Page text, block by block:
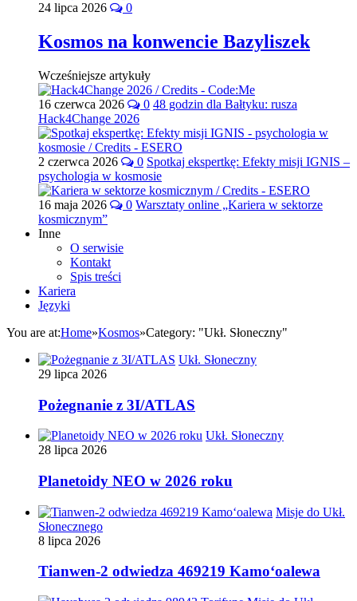
24 lipca 2026 0
Kosmos na konwencie Bazyliszek
Wcześniejsze artykuły
16 czerwca 2026 0 48 godzin dla Bałtyku: rusza
Hack4Change 2026
2 czerwca 2026 0 Spotkaj ekspertkę: Efekty misji IGNIS –
psychologia w kosmosie
16 maja 2026 0 Warsztaty online „Kariera w sektorze
kosmicznym”
Inne
O serwisie
Kontakt
Spis treści
Kariera
Języki
You are at:Home»Kosmos»Category: "Ukł. Słoneczny"
Ukł. Słoneczny
29 lipca 2026
Pożegnanie z 3I/ATLAS
Ukł. Słoneczny
28 lipca 2026
Planetoidy NEO w 2026 roku
Misje do Ukł.
Słonecznego
8 lipca 2026
Tianwen-2 odwiedza 469219 Kamoʻoalewa